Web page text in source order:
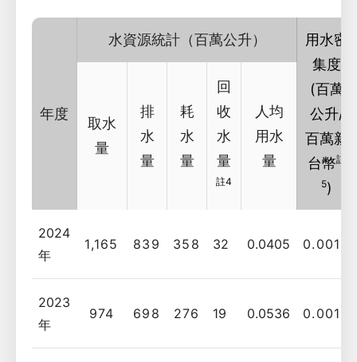
年度
水資源統計（百萬公升）
用水密
集度
(百萬
公升/
百萬新
台幣註
5)
取水
量
排
水
量
耗
水
量
回
收
水
量
註4
人均
用水
量
2024
年
1,165 839 358 32 0.0405 0.0018
2023
年
974 698 276 19 0.0536 0.0019